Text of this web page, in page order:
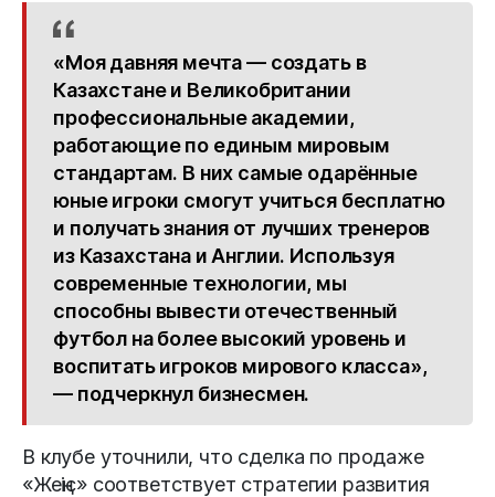
«Моя давняя мечта — создать в
Казахстане и Великобритании
профессиональные академии,
работающие по единым мировым
стандартам. В них самые одарённые
юные игроки смогут учиться бесплатно
и получать знания от лучших тренеров
из Казахстана и Англии. Используя
современные технологии, мы
способны вывести отечественный
футбол на более высокий уровень и
воспитать игроков мирового класса»,
— подчеркнул бизнесмен.
В клубе уточнили, что сделка по продаже
«Жеңіс» соответствует стратегии развития